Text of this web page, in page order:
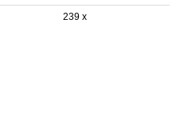
239 x